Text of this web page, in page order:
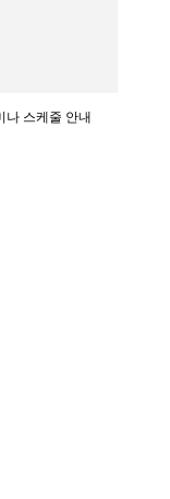
나 스케줄 안내